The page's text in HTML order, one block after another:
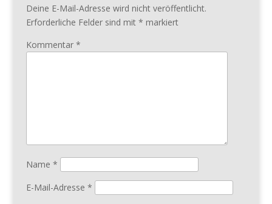
Deine E-Mail-Adresse wird nicht veröffentlicht.
Erforderliche Felder sind mit * markiert
Kommentar *
Name *
E-Mail-Adresse *